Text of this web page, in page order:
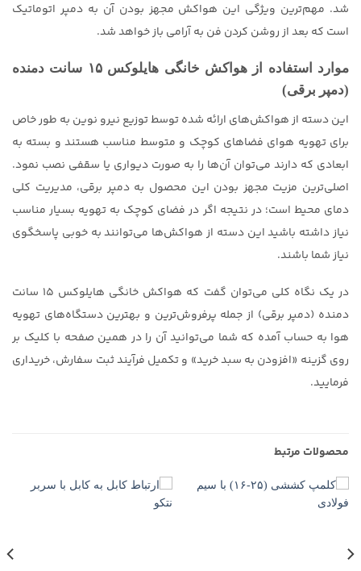
شد. مهم‌ترین ویژگی این هواکش مجهز بودن آن به دمپر اتوماتیک
است که بعد از روشن کردن فن به آرامی باز خواهد شد.
موارد استفاده از هواکش خانگی هایلوکس ۱۵ سانت دمنده
(دمپر برقی)
این دسته از هواکش‌های ارائه شده توسط توزیع نیرو نوین به طور خاص
برای تهویه هوای فضاهای کوچک و متوسط مناسب هستند و بسته به
ابعادی که دارند می‌توان آن‌ها را به صورت دیواری یا سقفی نصب نمود.
اصلی‌ترین مزیت مجهز بودن این محصول به دمپر برقی، مدیریت کلی
دمای محیط است؛ در نتیجه اگر در فضای کوچک به تهویه بسیار مناسب
نیاز داشته باشید این دسته از هواکش‌ها می‌توانند به خوبی پاسخگوی
نیاز شما باشند.
در یک نگاه کلی می‌توان گفت که هواکش خانگی هایلوکس ۱۵ سانت
دمنده (دمپر برقی) از جمله پرفروش‌ترین و بهترین دستگاه‌های تهویه
هوا به حساب آمده که شما می‌توانید آن را در همین صفحه با کلیک بر
روی گزینه «افزودن به سبد خرید» و تکمیل فرآیند ثبت سفارش، خریداری
فرمایید.
محصولات مرتبط